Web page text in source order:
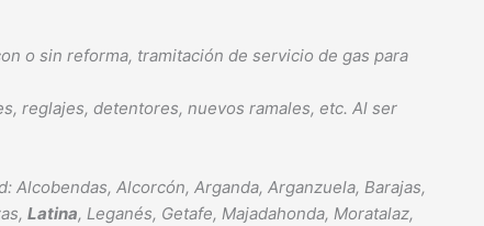
o sin reforma, tramitación de servicio de gas para
reglajes, detentores, nuevos ramales, etc. Al ser
Alcorcón, Arganda, Arganzuela, Barajas,
Latina, Leganés, Getafe, Majadahonda, Moratalaz,